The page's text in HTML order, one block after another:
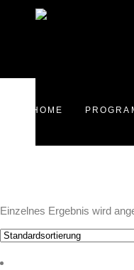
HOME
Einzelnes Ergebnis wird